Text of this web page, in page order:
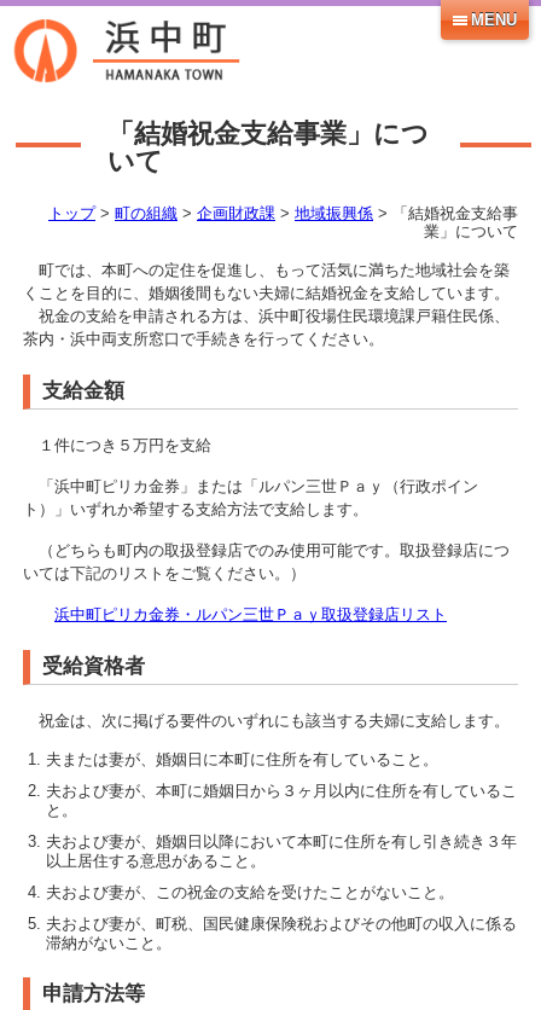
MENU
「結婚祝金支給事業」につ
いて
トップ> 町の組織 > 企画財政課 > 地域振興係 > 「結婚祝金支給事
業」について
町では、本町への定住を促進し、もって活気に満ちた地域社会を築
くことを目的に、婚姻後間もない夫婦に結婚祝金を支給しています。
祝金の支給を申請される方は、浜中町役場住民環境課戸籍住民係、
茶内・浜中両支所窓口で手続きを行ってください。
支給金額
１件につき５万円を支給
「浜中町ピリカ金券」または「ルパン三世Ｐａｙ（行政ポイン
ト）」いずれか希望する支給方法で支給します。
（どちらも町内の取扱登録店でのみ使用可能です。取扱登録店につ
いては下記のリストをご覧ください。）
浜中町ピリカ金券・ルパン三世Ｐａｙ取扱登録店リスト
受給資格者
祝金は、次に掲げる要件のいずれにも該当する夫婦に支給します。
夫または妻が、婚姻日に本町に住所を有していること。
夫および妻が、本町に婚姻日から３ヶ月以内に住所を有しているこ
と。
夫および妻が、婚姻日以降において本町に住所を有し引き続き３年
以上居住する意思があること。
夫および妻が、この祝金の支給を受けたことがないこと。
夫および妻が、町税、国民健康保険税およびその他町の収入に係る
滞納がないこと。
申請方法等